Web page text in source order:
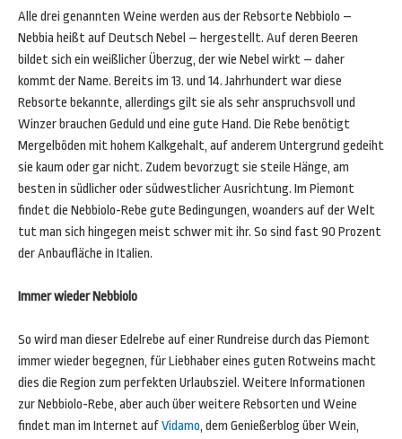
Alle drei genannten Weine werden aus der Rebsorte Nebbiolo –
Nebbia heißt auf Deutsch Nebel – hergestellt. Auf deren Beeren
bildet sich ein weißlicher Überzug, der wie Nebel wirkt – daher
kommt der Name. Bereits im 13. und 14. Jahrhundert war diese
Rebsorte bekannte, allerdings gilt sie als sehr anspruchsvoll und
Winzer brauchen Geduld und eine gute Hand. Die Rebe benötigt
Mergelböden mit hohem Kalkgehalt, auf anderem Untergrund gedeiht
sie kaum oder gar nicht. Zudem bevorzugt sie steile Hänge, am
besten in südlicher oder südwestlicher Ausrichtung. Im Piemont
findet die Nebbiolo-Rebe gute Bedingungen, woanders auf der Welt
tut man sich hingegen meist schwer mit ihr. So sind fast 90 Prozent
der Anbaufläche in Italien.
Immer wieder Nebbiolo
So wird man dieser Edelrebe auf einer Rundreise durch das Piemont
immer wieder begegnen, für Liebhaber eines guten Rotweins macht
dies die Region zum perfekten Urlaubsziel. Weitere Informationen
zur Nebbiolo-Rebe, aber auch über weitere Rebsorten und Weine
findet man im Internet aufVidamo, dem Genießerblog über Wein,